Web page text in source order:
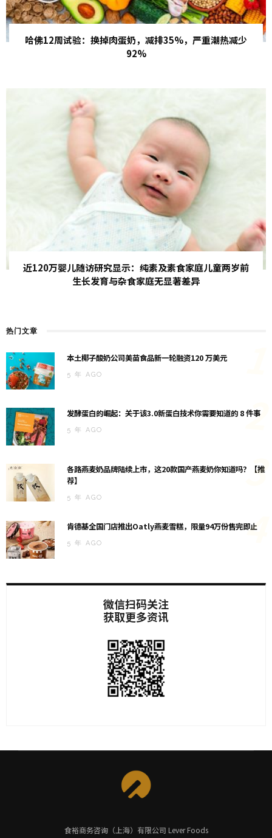
哈佛12周试验：换掉肉蛋奶，减排35%，严重潮热减少
92%
近120万婴儿随访研究显示：纯素及素食家庭儿童两岁前
生长发育与杂食家庭无显著差异
热门文章
本土椰子酸奶公司美苗食品新一轮融资120 万美元
5 年 AGO
发酵蛋白的崛起：关于该3.0新蛋白技术你需要知道的 8 件事
5 年 AGO 2
各路燕麦奶品牌陆续上市，这20款国产燕麦奶你知道吗？【推
荐】
5 年 AGO
3
肯德基全国门店推出Oatly燕麦雪糕，限量94万份售完即止
5 年 AGO 4
微信扫码关注
获取更多资讯
食裕商务咨询（上海）有限公司 Lever Foods